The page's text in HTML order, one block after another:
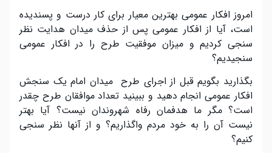
امروز افکار عمومی بهترین معیار برای کار درست و پسندیده
است، آیا از افکار عمومی پس از حذف میدان هدایت نظر
سنجی کردیم و میزان موفقیت طرح را در افکار عمومی
سنجیدیم؟
بگذارید بگویم قبل از اجرای طرح میدان امام یک سنجش
افکار عمومی انجام دهید و ببینید تعداد موافقان طرح چقدر
است؟ مگر ما هدفمان رفاه شهروندان نیست؟ آیا بهتر
نیست آن را به خود مردم واگذاریم؟ و از آنها نظر سنجی
کنیم؟